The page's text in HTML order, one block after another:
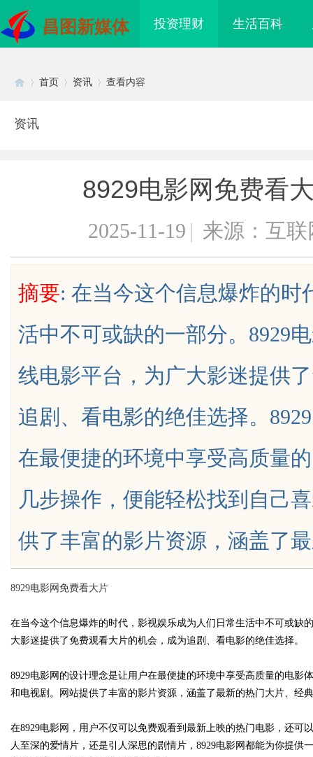
昌图新媒体 投资理财 生活百科
uz
首页 资讯 查看内容
资讯
8929电影网免费看
2025-11-19 | 来源：互联
摘要: 在当今这个信息爆炸的时
活中不可或缺的一部分。8929
线电影平台，为广大影迷提供
追剧、看电影的绝佳选择。
在最便捷的环境中享受高质量
几步操作，便能轻松找到自己
供了丰富的影片资源，涵盖了
8929电影网免费看大片
在当今这个信息爆炸的时代，影视娱乐成为人们日常生活中不可或缺
大影迷提供了免费观看大片的机会，成为追剧、看电影的绝佳选择。
8929电影网的设计理念是让用户在最便捷的环境中享受高质量的电
和电视剧。网站提供了丰富的影片资源，涵盖了最新的热门大片、经
在8929电影网，用户不仅可以免费观看到最新上映的热门电影，还
人至深的爱情片，还是引人深思的剧情片，8929电影网都能为你提
花钱，ai却天天给他免费派单？